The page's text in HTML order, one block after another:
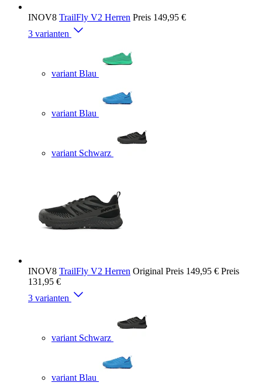
INOV8 TrailFly V2 Herren Preis 149,95 €
3 varianten
variant Blau
variant Blau
variant Schwarz
INOV8 TrailFly V2 Herren Original Preis 149,95 € Preis
131,95 €
3 varianten
variant Schwarz
variant Blau